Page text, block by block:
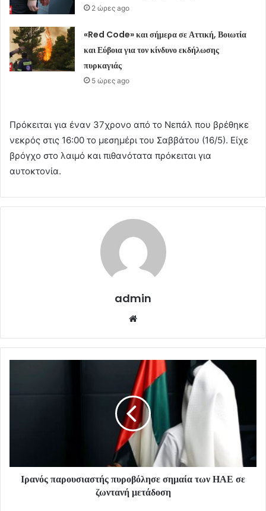
2 ώρες ago
«Red Code» και σήμερα σε Αττική, Βοιωτία
και Εύβοια για τον κίνδυνο εκδήλωσης
πυρκαγιάς
5 ώρες ago
Πρόκειται για έναν 37χρονο από το Νεπάλ που βρέθηκε
νεκρός στις 16:00 το μεσημέρι του Σαββάτου (16/5). Είχε
βρόγχο στο λαιμό και πιθανότατα πρόκειται για
αυτοκτονία.
admin
Ιρανός παρουσιαστής πυροβόλησε σημαία των ΗΑΕ σε
ζωντανή μετάδοση